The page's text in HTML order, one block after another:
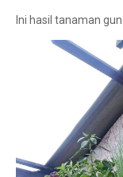
Ini hasil tanaman